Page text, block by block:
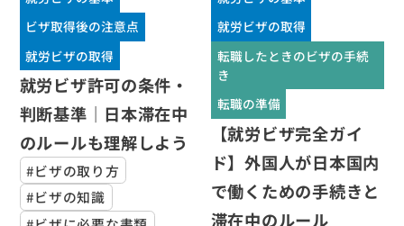
ビザ取得後の注意点
就労ビザの取得
就労ビザ許可の条件・
判断基準｜日本滞在中
のルールも理解しよう
#ビザの取り方
#ビザの知識
就労ビザの取得
転職したときのビザの手続
き
転職の準備
【就労ビザ完全ガイ
ド】外国人が日本国内
で働くための手続きと
滞在中のルール